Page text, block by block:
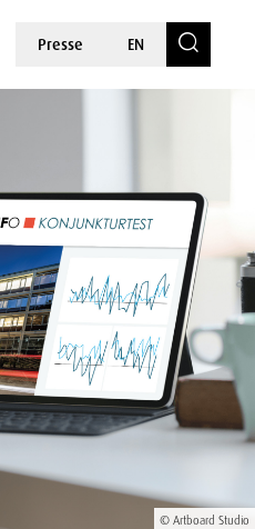
Presse EN
© Artboard Studio